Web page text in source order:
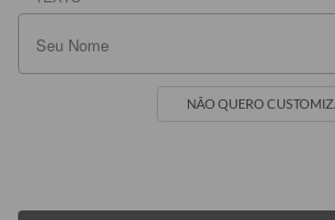
NÃO QUERO